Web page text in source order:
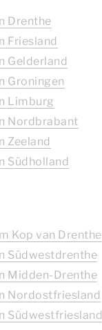
Drenthe
Friesland
Gelderland
Groningen
Limburg
Nordbrabant
Zeeland
Südholland
Kop van Drenthe
Südwestdrenthe
Midden-Drenthe
Nordostfriesland
Südwestfriesland